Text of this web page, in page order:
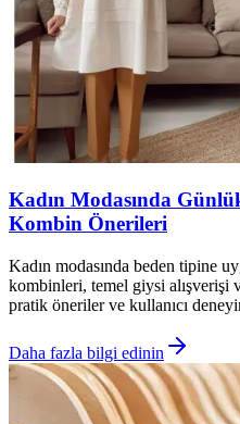
Kadın Modasında
Kombin Önerileri
Kadın modasında beden tipine
kombinleri, temel giysi alışverişi
pratik öneriler ve kullanıcı
Daha fazla bilgi edinin